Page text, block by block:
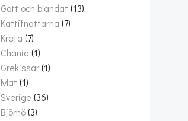
Gott och blandat (13)
Kattifnattarna (7)
Kreta (7)
Chania (1)
Grekissar(1)
Mat (1)
Sverige(36)
Björnö(3)